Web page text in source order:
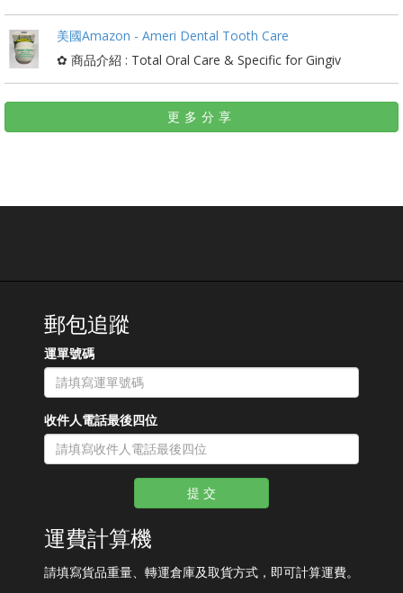
美國Amazon - Ameri Dental Tooth Care
✿ 商品介紹 : Total Oral Care & Specific for Gingiv
更多分享
郵包追蹤
運單號碼
收件人電話最後四位
提 交
運費計算機
請填寫貨品重量、轉運倉庫及取貨方式，即可計算運費。